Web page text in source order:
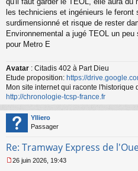
e
n
o
n
u
les techniciens et ingénieurs le
surdimensionné et risque de rester
Environnemental a jugé TEOL un
pour Metro E
Avatar : Citadis 402 à Part Dieu
Etude proposition: https://
Mon site internet qui raconte l'historique
http://chronologie-tcsp-france.fr
Ylliero
Passager
Re: Tramway Express de
26 juin 2026, 19:43